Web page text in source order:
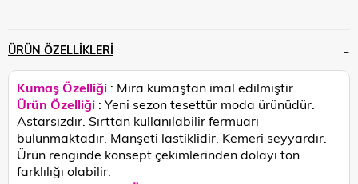
ÜRÜN ÖZELLIKLERI
Kumaş Özelliği : Mira kumaştan imal edilmiştir.
Ürün Özelliği : Yeni sezon tesettür moda ürünüdür.
Astarsızdır. Sırttan kullanılabilir fermuarı
bulunmaktadır. Manşeti lastiklidir. Kemeri seyyardır.
Ürün renginde konsept çekimlerinden dolayı ton
farklılığı olabilir.